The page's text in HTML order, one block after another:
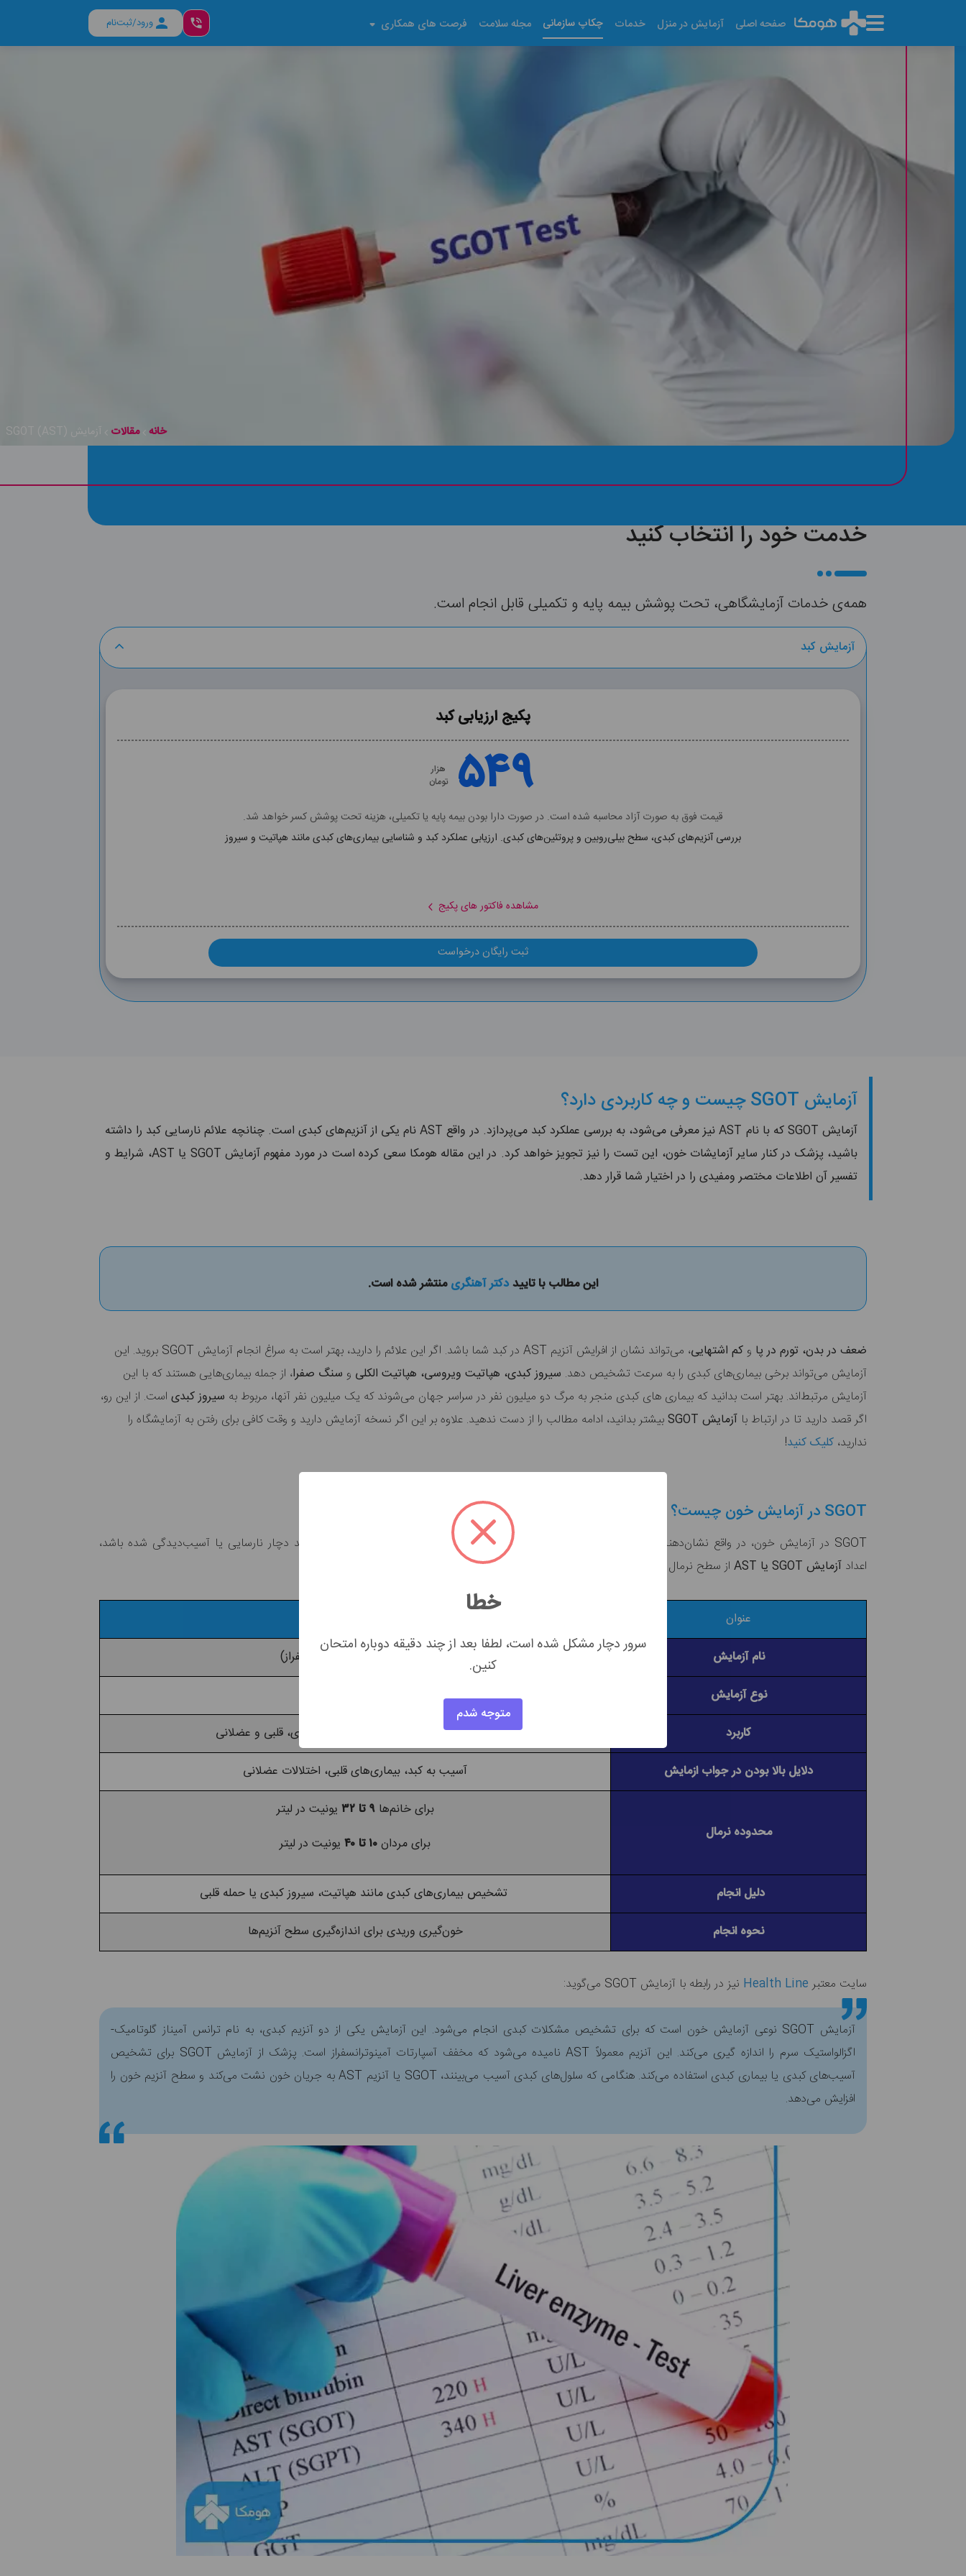
صفحه اصلی آزمایش در منزل خدمات چکاپ سازمانی مجله سلامت فرصت های همکاری ورود/ثبت‌نام
خانه مقالات آزمایش SGOT (AST)
آزمایش SGOT (AST)
خدمت خود را انتخاب کنید
همه‌ی خدمات آزمایشگاهی، تحت پوشش بیمه پایه و تکمیلی قابل انجام است.
آزمایش کبد
پکیج ارزیابی کبد
۵۴۹
هزار
تومان
قیمت فوق به صورت آزاد محاسبه شده است. در صورت دارا بودن بیمه پایه یا تکمیلی، هزینه تحت پوشش کسر خواهد شد.
بررسی آنزیم‌های کبدی، سطح بیلی‌روبین و پروتئین‌های کبدی. ارزیابی عملکرد کبد و شناسایی بیماری‌های کبدی مانند هپاتیت و سیروز
مشاهده فاکتور های پکیج
ثبت رایگان درخواست
پکیج ارزیابی کبد
۵۴۹
هزار
تومان
شامل فاکتور های:
مشاهده توضیحات پکیج
ثبت رایگان درخواست
آزمایش SGOT چیست و چه کاربردی دارد؟
آزمایش SGOT که با نام AST نیز معرفی می‌شود، به بررسی عملکرد کبد می‌پردازد. در واقع AST نام یکی از آنزیم‌های کبدی است. چنانچه علائم نارسایی کبد را داشته
باشید، پزشک در کنار سایر آزمایشات خون، این تست را نیز تجویز خواهد کرد. در این مقاله هومکا سعی کرده است در مورد مفهوم آزمایش SGOT یا AST، شرایط و
تفسیر آن اطلاعات مختصر ومفیدی را در اختیار شما قرار دهد.
این مطالب با تاییددکتر آهنگری منتشر شده است.
ضعف در بدن، تورم در پا و کم اشتهایی
، می‌تواند نشان از افرایش آنزیم AST در کبد شما باشد. اگر این علائم را دارید، بهتر است به سراغ انجام آزمایش SGOT بروید. این
آزمایش می‌تواند برخی بیماری‌های کبدی را به سرعت تشخیص دهد. سیروز کبدی، هپاتیت ویروسی، هپاتیت الکلی و سنگ صفرا، از جمله بیماری‌هایی هستند که با این
آزمایش مرتبط‌اند. بهتر است بدانید که بیماری های کبدی منجر به مرگ دو میلیون نفر در سراسر جهان می‌شوند که یک میلیون نفر آنها، مربوط به سیروز کبدی است. از این رو،
اگر قصد دارید تا در ارتباط با آزمایش SGOTبیشتر بدانید، ادامه مطالب را از دست ندهید. علاوه بر این اگر نسخه آزمایش دارید و وقت کافی برای رفتن به آزمایشگاه را
ندارید، کلیک کنید!
SGOT در آزمایش خون چیست؟
SGOT در آزمایش خون، در واقع نشان‌دهنده میزان آنزیم‌های کبدی آسپارتات آمینوترانسفراز در بدن است. در صورتی که کبد دچار نارسایی یا آسیب‌دیدگی شده باشد،
اعداد آزمایش SGOT یا AST از سطح نرمال بالاتر خواهند بود.
عنوان
نام آزمایش
SGOT (آسپارتات آمینوترانسفراز)
نوع آزمایش
کاربرد
ارزیابی عملکرد کبد و شناسایی مشکلات کبدی، قلبی و عضلانی
دلایل بالا بودن در جواب ازمایش
آسیب به کبد، بیماری‌های قلبی، اختلالات عضلانی
محدوده نرمال
برای خانم‌ها ۹ تا ۳۲
یونیت در لیتر
برای مردان۱۰ تا ۴۰ یونیت در لیتر
دلیل انجام
تشخیص بیماری‌های کبدی مانند هپاتیت، سیروز کبدی یا حمله قلبی
نحوه انجام
خون‌گیری وریدی برای اندازه‌گیری سطح آنزیم‌ها
سایت معتبر Health Line نیز در رابطه با آزمایش SGOT می‌گوید:
آزمایش SGOT نوعی آزمایش خون است که برای تشخیص مشکلات کبدی انجام می‌شود. این آزمایش یکی از دو آنزیم کبدی، به نام ترانس آمیناز گلوتامیک-
اگزالواستیک سرم را اندازه گیری می‌کند. این آنزیم معمولاً AST نامیده می‌شود که مخفف آسپارتات آمینوترانسفراز است. پزشک از آزمایش SGOT برای تشخیص
آسیب‌های کبدی یا بیماری کبدی استفاده می‌کند. هنگامی که سلول‌های کبدی آسیب می‌بینند، SGOT یا آنزیم AST به جریان خون نشت می‌کند و سطح آنزیم خون را
افزایش می‌دهد.
خطا
سرور دچار مشکل شده است، لطفا بعد از چند دقیقه دوباره امتحان
کنین.
متوجه شدم